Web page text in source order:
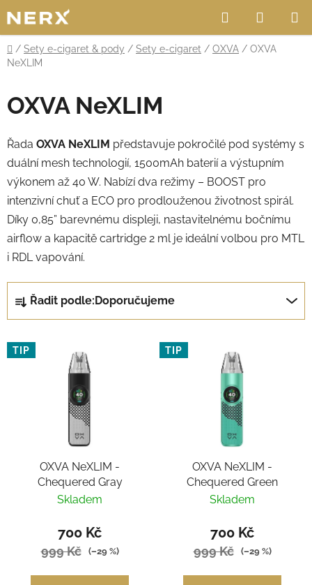
na
obsah
Hledat
KOŠÍK
Domů
/ Sety e-cigaret & pody / Sety e-cigaret / OXVA / OXVA
NeXLIM
OXVA NeXLIM
Řada OXVA NeXLIM představuje pokročilé pod systémy s
duální mesh technologií, 1500mAh baterií a výstupním
výkonem až 40 W. Nabízí dva režimy – BOOST pro
intenzivní chuť a ECO pro prodlouženou životnost spirál.
Díky 0,85” barevnému displeji, nastavitelnému bočnímu
airflow a kapacitě cartridge 2 ml je ideální volbou pro MTL
i RDL vapování.
a
z
e
n
Řadit podle: Doporučujeme
V
ý
TIP
OXVA NeXLIM -
Chequered Gray
Skladem
700 Kč
999 Kč (–29 %)
TIP
OXVA NeXLIM -
Chequered Green
Skladem
700 Kč
999 Kč (–29 %)